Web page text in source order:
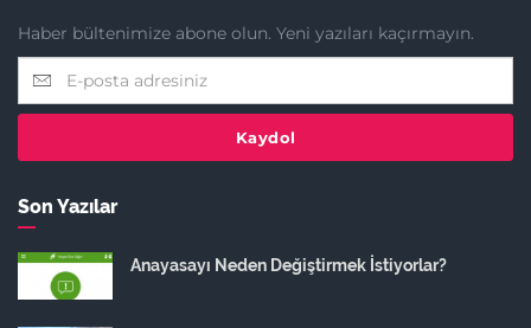
Haber bültenimize abone olun. Yeni yazıları kaçırmayın.
Kaydol
Son Yazılar
Anayasayı Neden Değiştirmek İstiyorlar?